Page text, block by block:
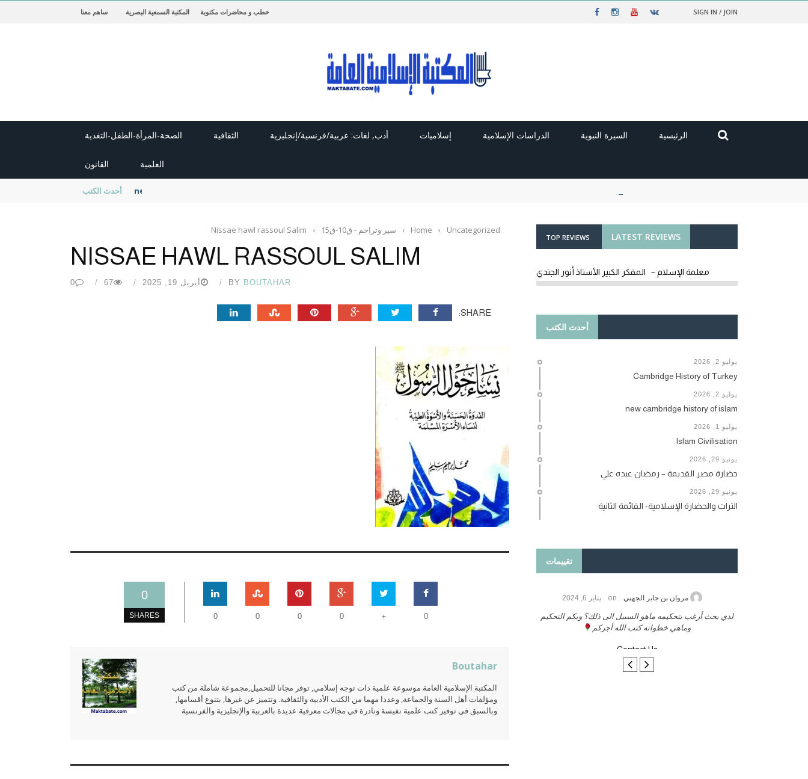
SIGN IN / JOIN خطب و محاضرات مكتوبة المكتبة السمعية البصرية ساهم معنا
الرئيسية السيرة النبوية الدراسات الإسلامية إسلاميات أدب, لغات: عربية/فرنسية/إنجليزية الثقافية الصحة-المرأة-الطفل-التغدية
العلمية القانون
أحدث الكتب new cambridge history of islam
Home › Uncategorized
› سير وتراجم - ق10-ق15 ›
Nissae hawl rassoul Salim
NISSAE HAWL RASSOUL SALIM
BY BOUTAHAR أبريل 19, 2025 67
0
SHARE:
0
SHARES 0
+
0
0
0
0
Boutahar
المكتبة الإسلامية العامة موسوعة علمية ذات توجه إسلامي, توفر مجانا للتحميل,مجموعة شاملة من كتب
ومؤلفات أهل السنة والجماعة, وعددا مهما من الكتب الأدبية والثقافية. وتتميز عن غيرها, بتنوع أقسامها,
وبالسبق في توفير كتب علمية نفيسة ونادرة في مجالات معرفية عديدة بالعربية والإنجليزية والفرنسية
LATEST REVIEWS
TOP REVIEWS
معلمة الإسلام – المفكر الكبير الأستاذ أنور الجندي
أحدث الكتب
يوليو 2, 2026
Cambridge History of Turkey
يوليو 2, 2026
new cambridge history of islam
يوليو 1, 2026
Islam Civilisation
يونيو 29, 2026
حضارة مصر القديمة – رمضان عبده علي
يونيو 29, 2026
التراث والحضارة الإسلامية- القائمة الثانية
تقييمات
مروان بن جابر الجهني on يناير 6, 2024
لدي بحث أرغب بتحكيمه ماهو السبيل الى ذلك؟ وبكم التحكيم
وماهي خطواته كتب الله أجركم
Contact Us